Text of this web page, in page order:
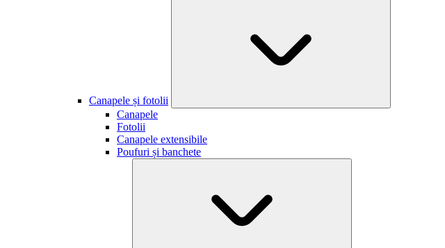
Canapele și fotolii
Canapele
Fotolii
Canapele extensibile
Poufuri și banchete